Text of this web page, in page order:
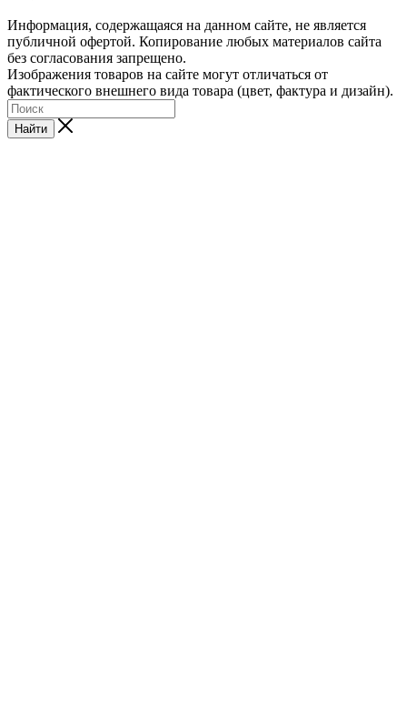
Информация, содержащаяся на данном сайте, не является
публичной офертой. Копирование любых материалов сайта
без согласования запрещено.
Изображения товаров на сайте могут отличаться от
фактического внешнего вида товара (цвет, фактура и дизайн).
Найти